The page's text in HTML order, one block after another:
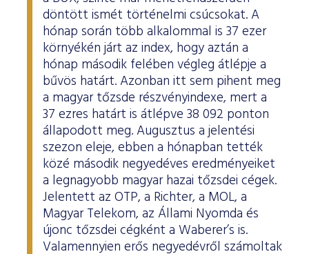
döntött ismét történelmi csúcsokat. A
hónap során több alkalommal is 37 ezer
környékén járt az index, hogy aztán a
hónap második felében végleg átlépje a
bűvös határt. Azonban itt sem pihent meg
a magyar tőzsde részvényindexe, mert a
37 ezres határt is átlépve 38 092 ponton
állapodott meg. Augusztus a jelentési
szezon eleje, ebben a hónapban tették
közé második negyedéves eredményeiket
a legnagyobb magyar hazai tőzsdei cégek.
Jelentett az OTP, a Richter, a MOL, a
Magyar Telekom, az Állami Nyomda és
újonc tőzsdei cégként a Waberer’s is.
Valamennyien erős negyedévről számoltak